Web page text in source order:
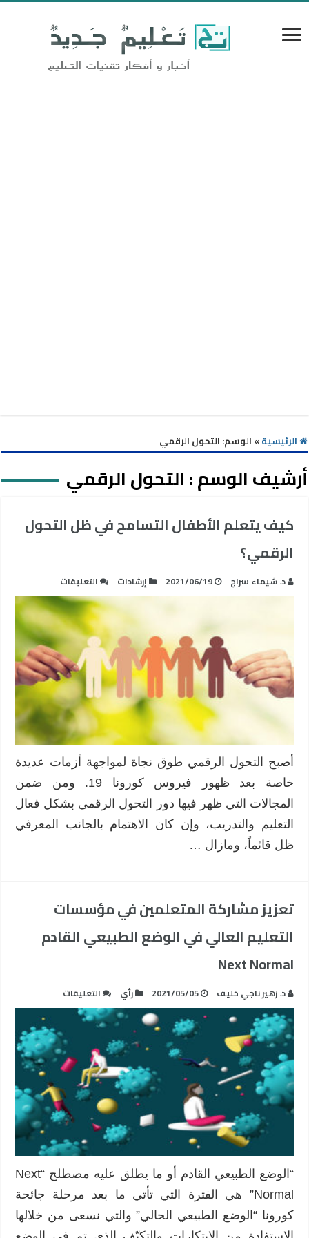
الرئيسية» الوسم: التحول الرقمي
أرشيف الوسم :التحول الرقمي
كيف يتعلم الأطفال التسامح في ظل التحول
الرقمي؟
د. شيماء سراج 2021/06/19 إرشادات التعليقات
كيف
يتعلم
الأطفال
التسامح
في
ظل
التحول
الرقمي؟
مغلقة
أصبح التحول الرقمي طوق نجاة لمواجهة أزمات عديدة
خاصة بعد ظهور فيروس كورونا 19. ومن ضمن
المجالات التي ظهر فيها دور التحول الرقمي بشكل فعال
التعليم والتدريب، وإن كان الاهتمام بالجانب المعرفي
ظل قائماً، ومازال …
تعزيز مشاركة المتعلمين في مؤسسات
التعليم العالي في الوضع الطبيعي القادم
Next Normal
د. زهير ناجي خليف 2021/05/05 رأي التعليقات
تعزيز
مشاركة
المتعلمين
في
مؤسسات
التعليم
العالي
في
الوضع
الطبيعي
القادم
Next
Normal
مغلقة
“الوضع الطبيعي القادم أو ما يطلق عليه مصطلح “Next
Normal” هي الفترة التي تأتي ما بعد مرحلة جائحة
كورونا “الوضع الطبيعي الحالي” والتي نسعى من خلالها